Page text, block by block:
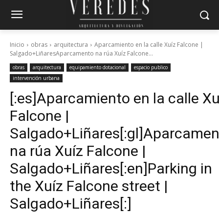
Inicio obras arquitectura
Aparcamiento en la calle Xuíz Falcone |
Salgado+LiñaresAparcamento na rúa Xuíz Falcone...
obras arquitectura equipamiento dotacional
espacio publico
intervención urbana
[:es]Aparcamiento en la calle
Falcone |
na rúa Xuíz Falcone |
Salgado+Liñares[:en]Parking in
the Xuíz Falcone street |
Salgado+Liñares[:]